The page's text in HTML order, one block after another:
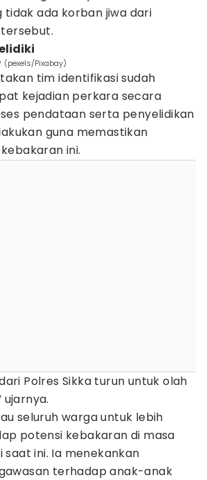
tidak ada korban jiwa dari
(pexels/Pixabay)
tim identifikasi sudah
kejadian perkara secara
pendataan serta penyelidikan
guna memastikan
ini.
Polres Sikka turun untuk olah
ujarnya.
seluruh warga untuk lebih
potensi kebakaran di masa
ini. Ia menekankan
terhadap anak-anak